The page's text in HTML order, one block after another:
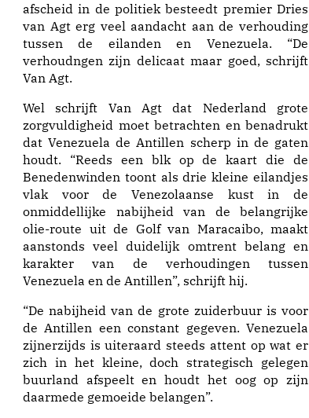
afscheid in de politiek besteedt premier Dries
van Agt erg veel aandacht aan de verhouding
tussen de eilanden en Venezuela. “De
verhoudngen zijn delicaat maar goed, schrijft
Van Agt.
Wel schrijft Van Agt dat Nederland grote
zorgvuldigheid moet betrachten en benadrukt
dat Venezuela de Antillen scherp in de gaten
houdt. “Reeds een blk op de kaart die de
Benedenwinden toont als drie kleine eilandjes
vlak voor de Venezolaanse kust in de
onmiddellijke nabijheid van de belangrijke
olie-route uit de Golf van Maracaibo, maakt
aanstonds veel duidelijk omtrent belang en
karakter van de verhoudingen tussen
Venezuela en de Antillen”, schrijft hij.
“De nabijheid van de grote zuiderbuur is voor
de Antillen een constant gegeven. Venezuela
zijnerzijds is uiteraard steeds attent op wat er
zich in het kleine, doch strategisch gelegen
buurland afspeelt en houdt het oog op zijn
daarmede gemoeide belangen”.